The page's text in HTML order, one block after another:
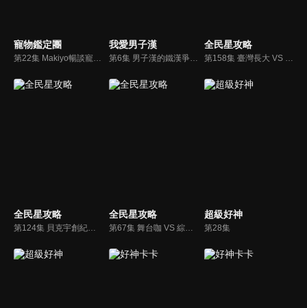
寵物鑑定團 我愛男子漢
第6集 男子漢的鐵漢爭霸戰
全民星攻略
全民星攻略 全民星攻略
第67集 舞台咖 VS 綜藝咖
超級好神
第28集